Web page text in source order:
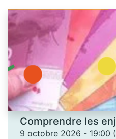
9 octobre 2026 - 19:00 (